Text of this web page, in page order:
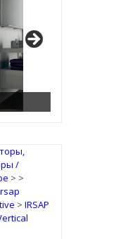
/
> >
> IRSAP